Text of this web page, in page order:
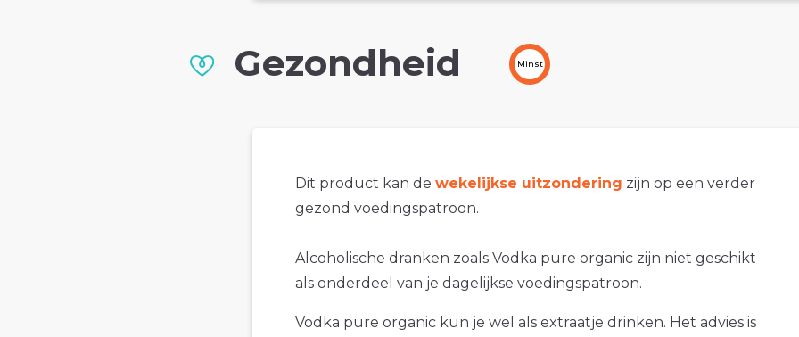
Gezondheid Minst
Dit product kan de wekelijkse uitzondering zijn op een verder
gezond voedingspatroon.
Alcoholische dranken zoals Vodka pure organic zijn niet geschikt
als onderdeel van je dagelijkse voedingspatroon.
Vodka pure organic kun je wel als extraatje drinken. Het advies is